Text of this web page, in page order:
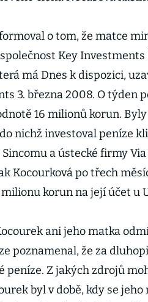
o tom, že matce
Key
má Dnes k dispozici,
3. března 2008. O týden
16 milionů korun.
nichž investoval peníze
a ústecké firmy
Kocourková po třech
milionu korun na její účet u
ani jeho matka
poznamenal, že za
peníze. Z jakých zdrojů
byl v době, kdy se